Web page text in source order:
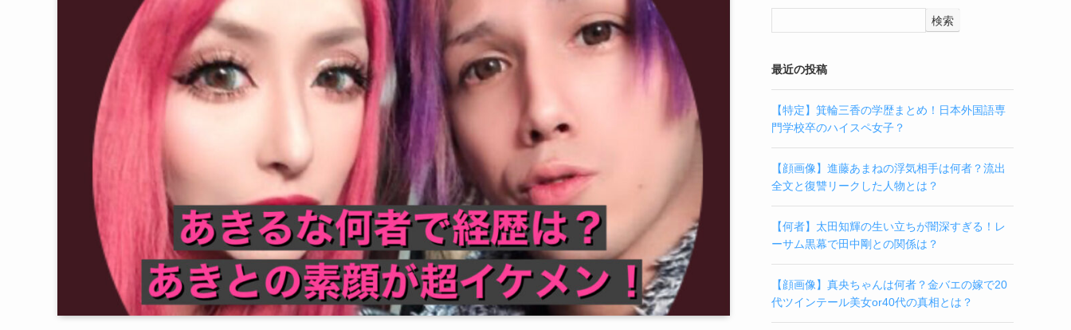
検索
最近の投稿
【特定】箕輪三香の学歴まとめ！日本外国語専
門学校卒のハイスペ女子？
【顔画像】進藤あまねの浮気相手は何者？流出
全文と復讐リークした人物とは？
【何者】太田知輝の生い立ちが闇深すぎる！レ
ーサム黒幕で田中剛との関係は？
【顔画像】真央ちゃんは何者？金バエの嫁で20
代ツインテール美女or40代の真相とは？